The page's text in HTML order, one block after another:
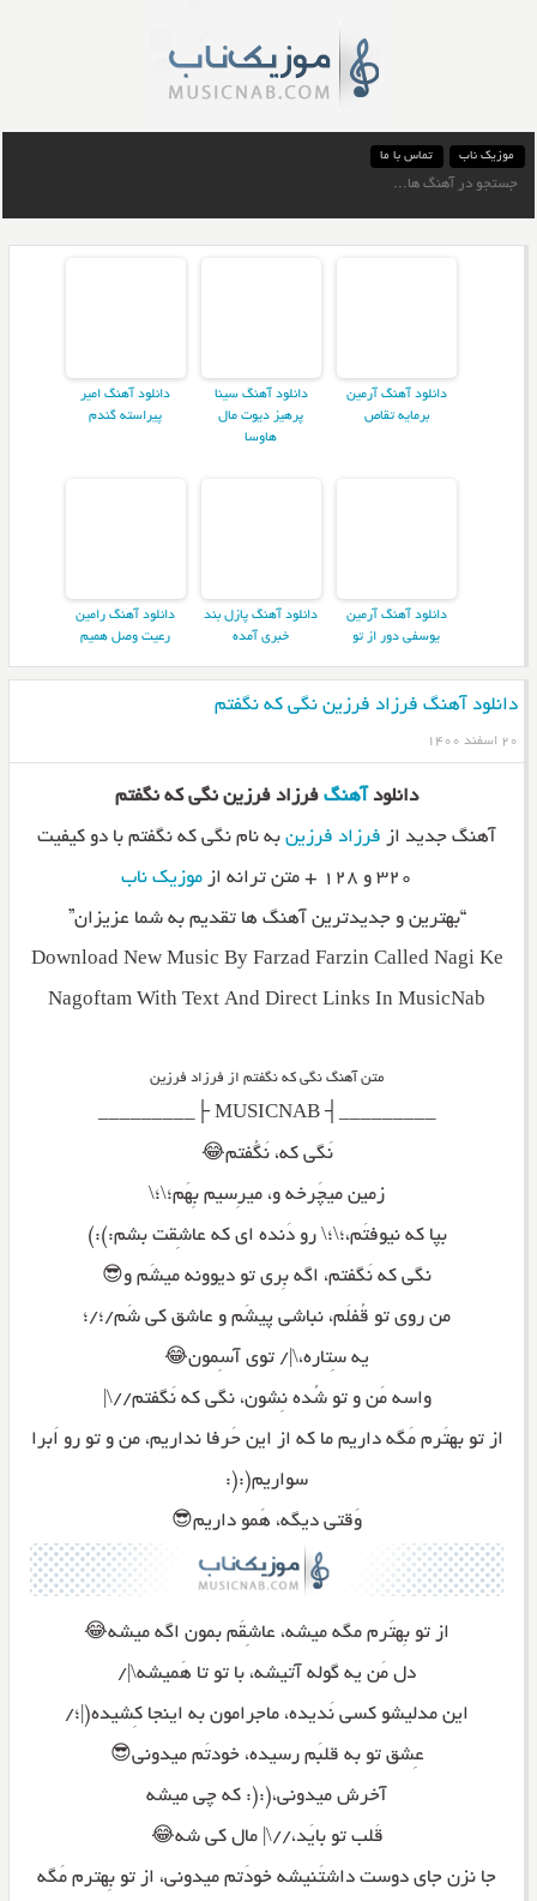
موزیک ناب تماس با ما
دانلود آهنگ آرمین
برمایه تقاص
دانلود آهنگ سینا
پرهیز دیوت مال
هاوسا
دانلود آهنگ امیر
پیراسته گندم
دانلود آهنگ آرمین
یوسفی دور از تو
دانلود آهنگ پازل بند
خبری آمده
دانلود آهنگ رامین
رعیت وصل همیم
دانلود آهنگ فرزاد فرزین نگی که نگفتم
۲۰ اسفند ۱۴۰۰
دانلود آهنگفرزاد فرزین نگی که نگفتم
آهنگ جدید از فرزاد فرزینبه نام نگی که نگفتم با دو کیفیت
۳۲۰ و ۱۲۸ + متن ترانه از
موزیک ناب
“بهترین و جدیدترین آهنگ ها تقدیم به شما عزیزان”
Download New Music By Farzad Farzin Called Nagi Ke
Nagoftam With Text And Direct Links In MusicNab
متن آهنگ نگی که نگفتم از فرزاد فرزین
_________┤ MUSICNAB ├_________
نَگی که، نَگُفتم😂
زمین میچَرخه و، میرِسیم بِهَم؛\؛\
بپا که نیوفتَم،؛\؛\ رو دَنده ای که عاشِقت بشم:):)
نگی که نَگفتم، اگه بِری تو دیوونه میشَم و😎
من روی تو قُفلَم، نباشی پیشَم و عاشق کی شَم/؛/؛
یه سِتاره،\|/ توی آسِمون😂
واسه مَن و تو شُده نِشون، نگی که نَگفتم//\|
از تو بهتَرم مَگه داریم ما که از این حَرفا نداریم، من و تو رو اَبرا
سواریم(:(:
وَقتی دیگه، هَمو داریم😎
از تو بِهتَرم مگه میشه، عاشِقَم بمون اگه میشه😂
دل مَن یه گوله آتیشه، با تو تا هَمیشه\|/
این مدلیشو کسی نَدیده، ماجرامون به اینجا کِشیده(|؛/
عِشق تو به قلبَم رسیده، خودتَم میدونی😎
آخرش میدونی،(:(: که چی میشه
قَلب تو بایَد،//\| مال کی شه😂
جا نزن جای دوست داشتَنیشه خودَتم میدونی، از تو بِهترم مَگه